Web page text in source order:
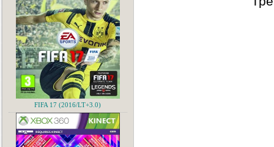
FIFA 17 (2016/LT+3.0)